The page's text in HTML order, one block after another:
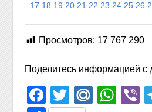
17 18 19 20 21 22 23 24 25 26
Просмотров: 17 767 290
Поделитесь информацией с
Facebook
Twitter